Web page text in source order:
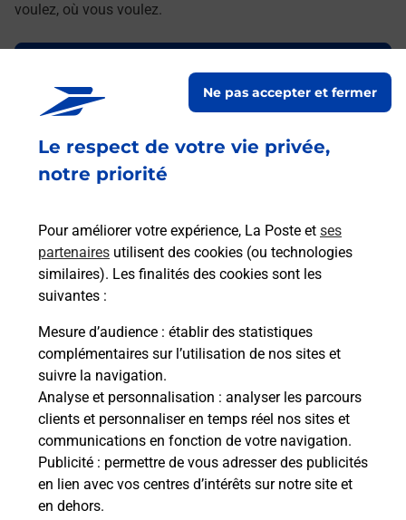
Le respect de votre vie privée,
notre priorité
Pour améliorer votre expérience, La Poste et ses
partenaires utilisent des cookies (ou technologies
similaires). Les finalités des cookies sont les
suivantes :
Mesure d’audience : établir des statistiques
complémentaires sur l’utilisation de nos sites et
suivre la navigation.
Analyse et personnalisation : analyser les parcours
clients et personnaliser en temps réel nos sites et
communications en fonction de votre navigation.
Publicité : permettre de vous adresser des publicités
en lien avec vos centres d’intérêts sur notre site et
en dehors.
Ne pas accepter et fermer
voulez, où vous voulez.
La Poste